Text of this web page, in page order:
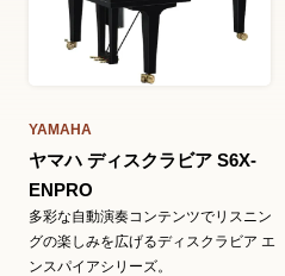
YAMAHA
ヤマハ ディスクラビア S6X-
ENPRO
多彩な自動演奏コンテンツでリスニン
グの楽しみを広げるディスクラビア エ
ンスパイアシリーズ。